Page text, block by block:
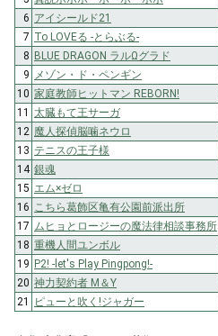
6 アイシールド21
7 To LOVEる -とらぶる-
8 BLUE DRAGON ラルΩグラド
9
メゾン・ド・ペンギン
10 家庭教師ヒットマン REBORN!
11 太臓もて王サーガ
12 魔人探偵脳噛ネウロ
13 テニスの王子様
14 銀魂
15 エム×ゼロ
16
こちら葛飾区亀有公園前派出所
17 ムヒョとロージーの魔法律相談事務所
18 重機人間ユンボル
19 P2! -let's Play Pingpong!-
20 神力契約者 M＆Y
21
ピューと吹く!ジャガー